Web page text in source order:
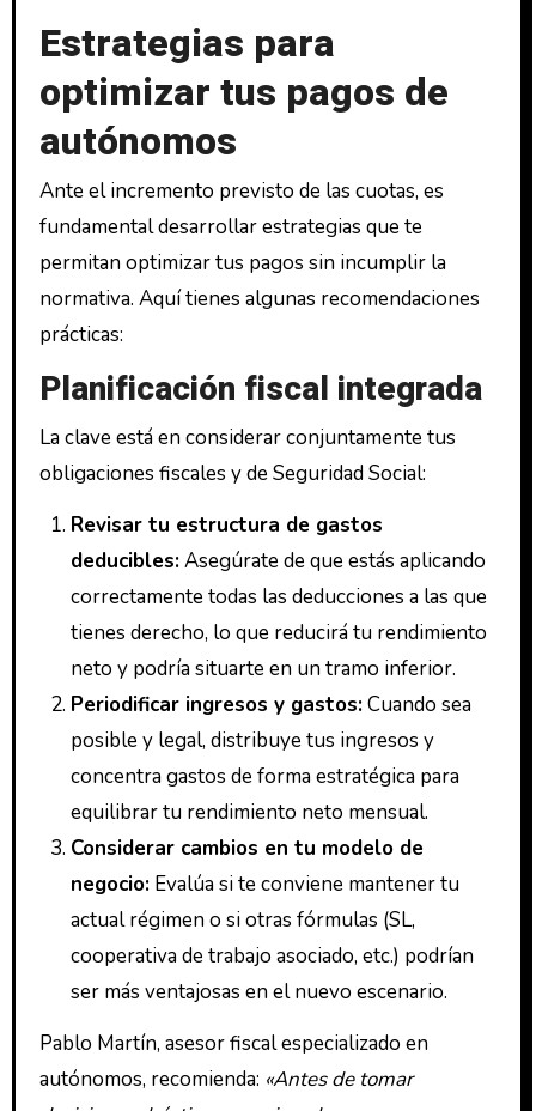
Estrategias para
optimizar tus pagos de
autónomos
Ante el incremento previsto de las cuotas, es
fundamental desarrollar estrategias que te
permitan optimizar tus pagos sin incumplir la
normativa. Aquí tienes algunas recomendaciones
prácticas:
Planificación fiscal integrada
La clave está en considerar conjuntamente tus
obligaciones fiscales y de Seguridad Social:
Revisar tu estructura de gastos
deducibles:Asegúrate de que estás aplicando
correctamente todas las deducciones a las que
tienes derecho, lo que reducirá tu rendimiento
neto y podría situarte en un tramo inferior.
Periodificar ingresos y gastos:Cuando sea
posible y legal, distribuye tus ingresos y
concentra gastos de forma estratégica para
equilibrar tu rendimiento neto mensual.
Considerar cambios en tu modelo de
negocio:Evalúa si te conviene mantener tu
actual régimen o si otras fórmulas (SL,
cooperativa de trabajo asociado, etc.) podrían
ser más ventajosas en el nuevo escenario.
Pablo Martín, asesor fiscal especializado en
autónomos, recomienda: «Antes de tomar